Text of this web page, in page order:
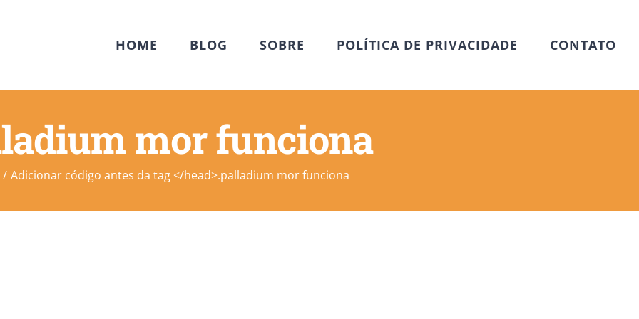
HOME BLOG SOBRE POLÍTICA DE PRIVACIDADE CONTATO
mor funciona
Adicionar código antes da tag </head>.palladium mor funciona